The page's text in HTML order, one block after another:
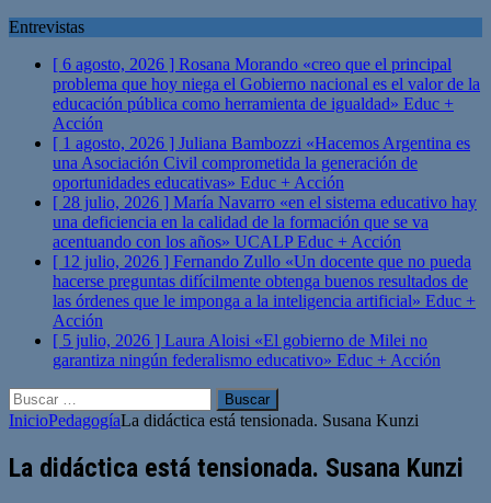
Entrevistas
[ 6 agosto, 2026 ] Rosana Morando «creo que el principal
problema que hoy niega el Gobierno nacional es el valor de la
educación pública como herramienta de igualdad» Educ +
Acción
[ 1 agosto, 2026 ] Juliana Bambozzi «Hacemos Argentina es
una Asociación Civil comprometida la generación de
oportunidades educativas» Educ + Acción
[ 28 julio, 2026 ] María Navarro «en el sistema educativo hay
una deficiencia en la calidad de la formación que se va
acentuando con los años» UCALPEduc + Acción
[ 12 julio, 2026 ] Fernando Zullo «Un docente que no pueda
hacerse preguntas difícilmente obtenga buenos resultados de
las órdenes que le imponga a la inteligencia artificial» Educ +
Acción
[ 5 julio, 2026 ] Laura Aloisi «El gobierno de Milei no
garantiza ningún federalismo educativo» Educ + Acción
Buscar:
InicioPedagogíaLa didáctica está tensionada. Susana Kunzi
La didáctica está tensionada. Susana Kunzi